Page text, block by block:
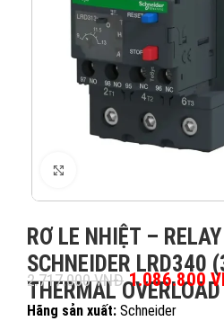
RƠ LE NHIỆT –
SCHNEIDER LRD340
THERMAL
2.717.000VNĐ Giá gốc là:
1.086.800
Hãng sản xuất: Schneider